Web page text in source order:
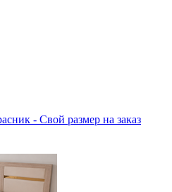
- Свой размер на заказ